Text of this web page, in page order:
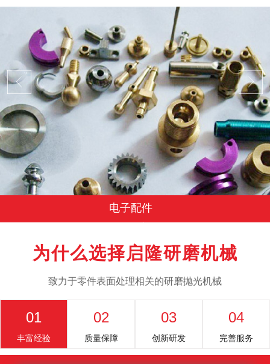
电子配件
为什么选择启隆研磨机械
致力于零件表面处理相关的研磨抛光机械
01
丰富经验
02
质量保障
03
创新研发
04
完善服务